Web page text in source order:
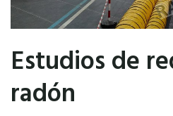
Estudios de
radón